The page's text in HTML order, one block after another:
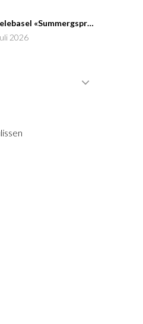
Im Telebasel «Summergspröch» zu Gast
2026